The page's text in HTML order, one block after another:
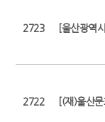
2723 [울산광역
2722 [(재)울산